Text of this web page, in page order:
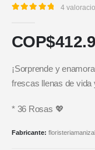
4
COP$
¡Sorprende y
frescas llenas de vida
* 36 Rosas 💖
Fabricante: